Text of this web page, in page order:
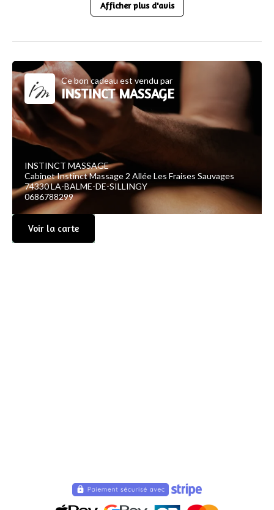
Afficher plus d'avis
Ce bon cadeau est vendu par
INSTINCT MASSAGE
INSTINCT MASSAGE
Cabinet Instinct Massage 2 Allée Les Fraises Sauvages
74330 LA-BALME-DE-SILLINGY
0686788299
Voir la carte